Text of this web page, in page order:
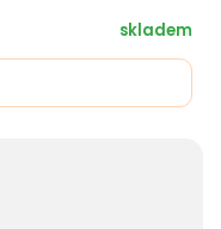
skladem